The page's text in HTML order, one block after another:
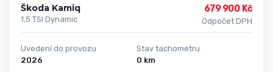
Škoda Kamiq
1,5 TSI Dynamic
679 900 Kč
Odpočet DPH
Uvedení do provozu
2026
Stav tachometru
0 km